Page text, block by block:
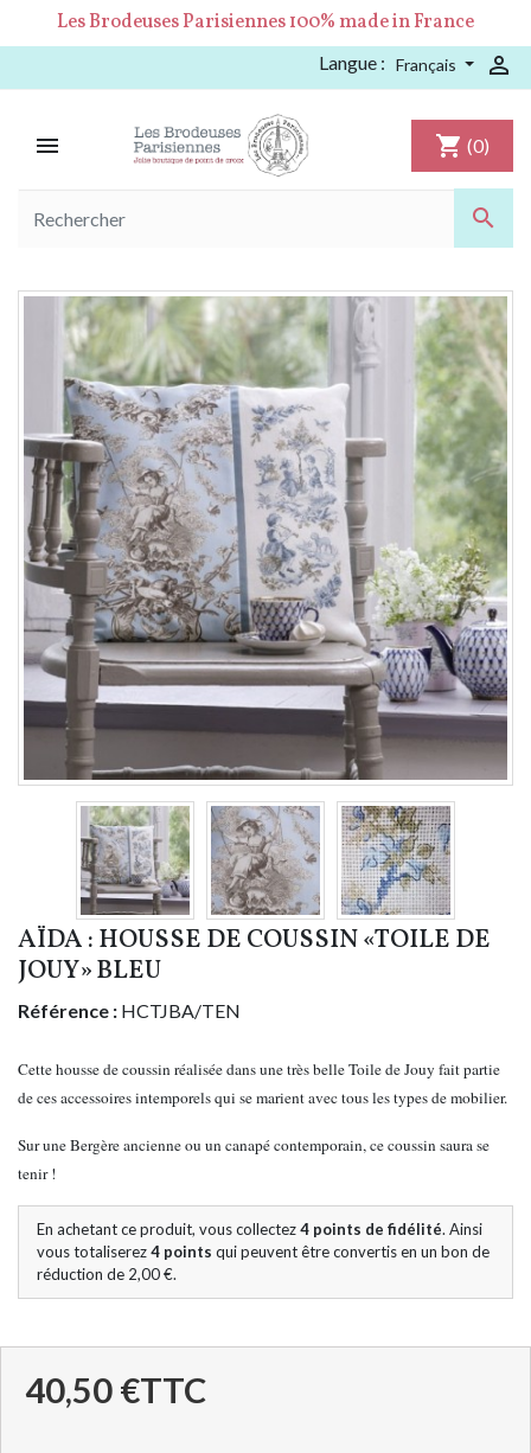
Les Brodeuses Parisiennes 100% made in France
Langue : Français 


shopping_cart (0)
AÏDA : HOUSSE DE COUSSIN «TOILE DE
JOUY» BLEU
Référence : HCTJBA/TEN
Cette housse de coussin réalisée dans une très belle Toile de Jouy fait partie
de ces accessoires intemporels qui se marient avec tous les types de mobilier.
Sur une Bergère ancienne ou un canapé contemporain, ce coussin saura se
tenir !
En achetant ce produit, vous collectez4 points de fidélité. Ainsi
vous totaliserez4 points qui peuvent être convertis en un bon de
réduction de 2,00 €.
40,50 €TTC